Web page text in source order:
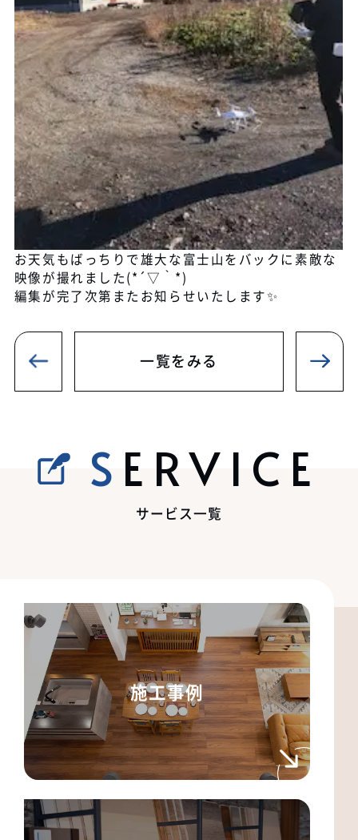
お天気もばっちりで雄大な富士山をバックに素敵な
映像が撮れました(*´▽｀*)
編集が完了次第またお知らせいたします✨
一覧をみる
SERVICE
サービス一覧
施工事例